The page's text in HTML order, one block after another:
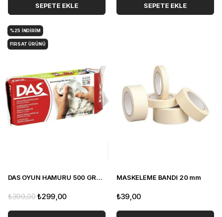
SEPETE EKLE SEPETE EKLE
DAS OYUN HAMURU 500 GRAM
₺299,00
₺399,00
%25 İNDIRIM
FIRSAT ÜRÜNÜ
MASKELEME BANDI 20 mm
₺39,00